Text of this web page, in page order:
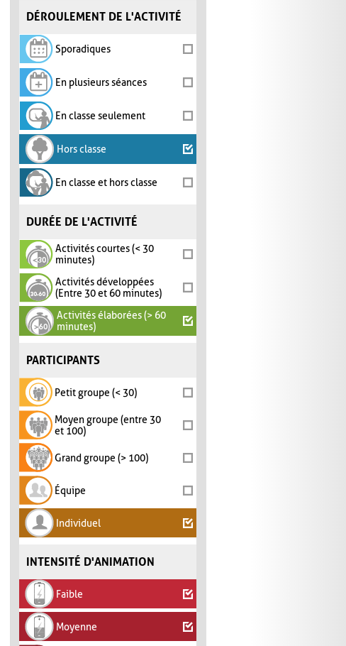
DÉROULEMENT DE L'ACTIVITÉ
Sporadiques
En plusieurs séances
En classe seulement
Hors classe
En classe et hors classe
DURÉE DE L'ACTIVITÉ
Activités courtes (< 30
minutes)
Activités développées
(Entre 30 et 60 minutes)
Activités élaborées (> 60
minutes)
PARTICIPANTS
Petit groupe (< 30)
Moyen groupe (entre 30
et 100)
Grand groupe (> 100)
Équipe
Individuel
INTENSITÉ D'ANIMATION
Faible
Moyenne